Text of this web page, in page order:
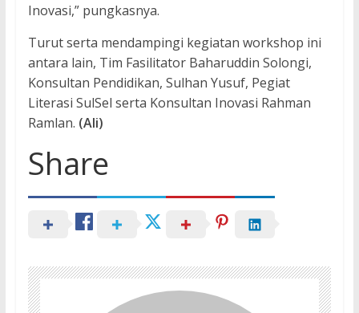
Inovasi,” pungkasnya.
Turut serta mendampingi kegiatan workshop ini
antara lain, Tim Fasilitator Baharuddin Solongi,
Konsultan Pendidikan, Sulhan Yusuf, Pegiat
Literasi SulSel serta Konsultan Inovasi Rahman
Ramlan. (Ali)
Share